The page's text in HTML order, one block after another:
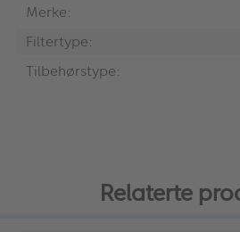
Merke:
Filtertype:
Tilbehørstype:
Relaterte